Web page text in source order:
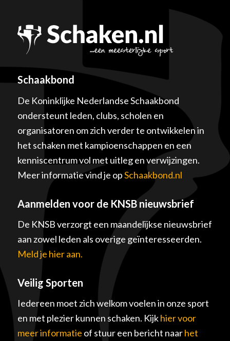
Schaakbond
De Koninklijke Nederlandse Schaakbond
ondersteunt leden, clubs, scholen en
organisatoren om zich verder te ontwikkelen in
het schaken met kampioenschappen en een
kenniscentrum vol met uitleg en verwijzingen.
Meer informatie vind je opSchaakbond.nl
Aanmelden voor de KNSB nieuwsbrief
De KNSB verzorgt een maandelijkse nieuwsbrief
aan zowel leden als overige geïnteresseerden.
Meld je hier aan.
Veilig Sporten
Iedereen moet zich welkom voelen in onze sport
en met plezier kunnen schaken. Kijkhier voor
meer informatie of stuur een bericht naarhet